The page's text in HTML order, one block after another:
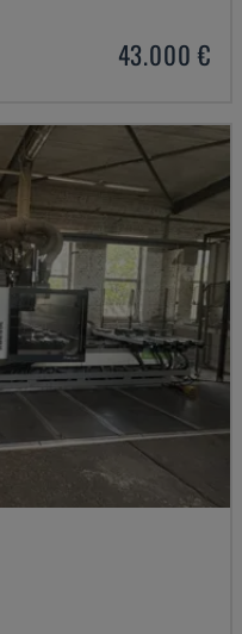
43.000 €